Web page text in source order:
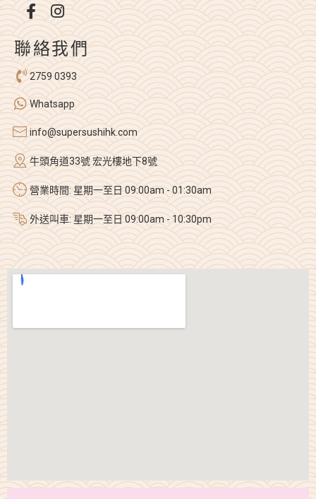
聯絡我們
2759 0393
Whatsapp
info@supersushihk.com
牛頭角道33號 宏光樓地下8號
營業時間: 星期一至日 09:00am - 01:30am
外送叫車: 星期一至日 09:00am - 10:30pm